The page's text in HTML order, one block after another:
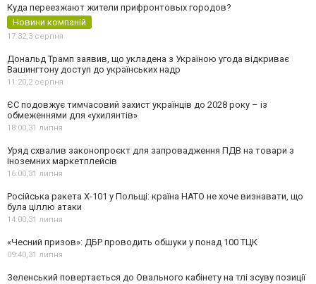
Куда переезжают жители прифронтовых городов?
Новини компаній
17:32,3 серпня
Дональд Трамп заявив, що укладена з Україною угода відкриває
Вашингтону доступ до українських надр
11:20,2 серпня
ЄС подовжує тимчасовий захист українців до 2028 року – із
обмеженнями для «ухилянтів»
18:00,31 липня
Уряд схвалив законопроєкт для запровадження ПДВ на товари з
іноземних маркетплейсів
16:00,31 липня
Російська ракета Х-101 у Польщі: країна НАТО не хоче визнавати, що
була ціллю атаки
14:00,31 липня
«Чесний призов»: ДБР проводить обшуки у понад 100 ТЦК
09:40,31 липня
Зеленський повертається до Овального кабінету на тлі зсуву позиції